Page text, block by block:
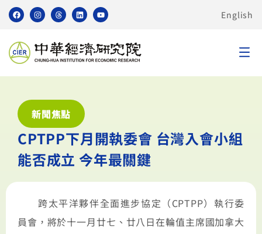
English
新聞焦點
CPTPP下月開執委會 台灣入會小組
能否成立 今年最關鍵
跨太平洋夥伴全面進步協定（CPTPP）執行委
員會，將於十一月廿七、廿八日在輪值主席國加拿大